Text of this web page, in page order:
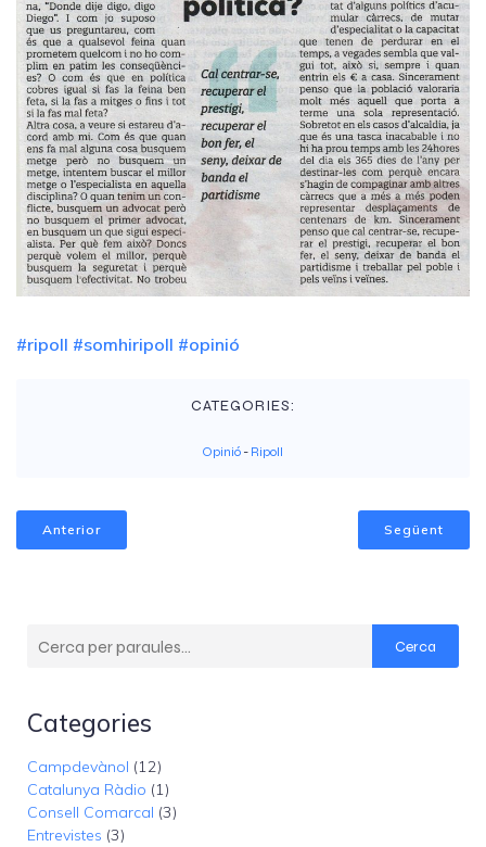
#ripoll #somhiripoll #opinió
CATEGORIES:
Opinió - Ripoll
Anterior Següent
Cerca
Categories
Campdevànol (12)
Catalunya Ràdio (1)
Consell Comarcal (3)
Entrevistes (3)